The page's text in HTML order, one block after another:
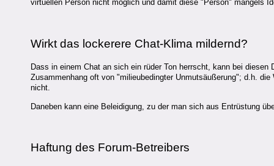
virtuellen Person nicht möglich und damit diese "Person" mangels
Wirkt das lockerere Chat-Klima mildernd?
Dass in einem Chat an sich ein rüder Ton herrscht, kann bei
Zusammenhang oft von "milieubedingter Unmutsäußerung"; d.h.
nicht.
Daneben kann eine Beleidigung, zu der man sich aus Entrüstung
Haftung des Forum-Betreibers